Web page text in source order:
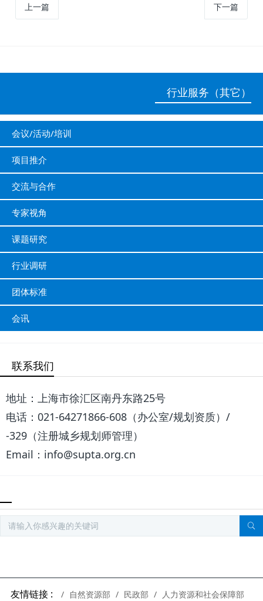
上一篇 下一篇
行业服务（其它）
会议/活动/培训
项目推介
交流与合作
专家视角
课题研究
行业调研
团体标准
会讯
联系我们
地址：上海市徐汇区南丹东路25号
电话：021-64271866-608（办公室/规划资质）/
-329（注册城乡规划师管理）
Email：info@supta.org.cn
友情链接 : 自然资源部 民政部
人力资源和社会保障部